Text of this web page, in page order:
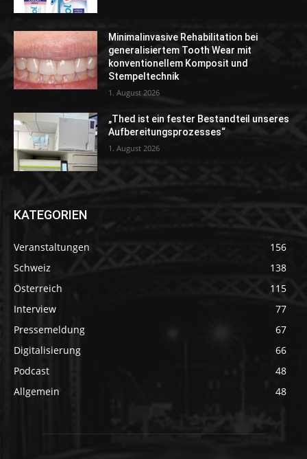
Minimalinvasive Rehabilitation bei
generalisiertem Tooth Wear mit
konventionellem Komposit und
Stempeltechnik
1. August 2026
„Thed ist ein fester Bestandteil unseres
Aufbereitungsprozesses“
1. August 2026
KATEGORIEN
Veranstaltungen
156
Schweiz
138
Österreich
115
Interview
77
Pressemeldung
67
Digitalisierung
66
Podcast
48
Allgemein
48